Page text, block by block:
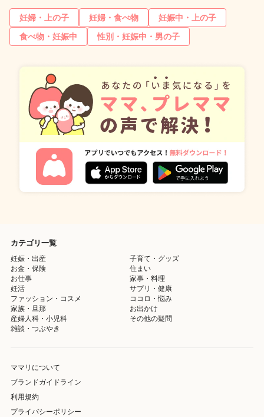
妊婦・上の子 妊婦・食べ物
妊娠中・上の子
食べ物・妊娠中
性別・妊娠中・男の子
カテゴリ一覧
妊娠・出産
子育て・グッズ
お金・保険
住まい
お仕事
家事・料理
妊活
サプリ・健康
ファッション・コスメ
ココロ・悩み
家族・旦那
お出かけ
産婦人科・小児科
その他の疑問
雑談・つぶやき
ママリについて
ブランドガイドライン
利用規約
プライバシーポリシー